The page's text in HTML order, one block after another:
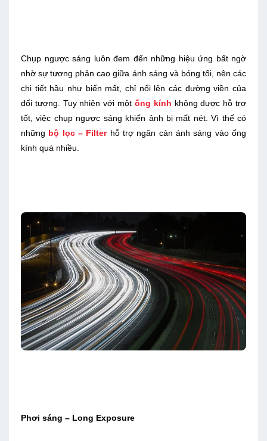
Chụp ngược sáng luôn đem đến những hiệu ứng bất ngờ
nhờ sự tương phản cao giữa ánh sáng và bóng tối, nên các
chi tiết hầu như biến mất, chỉ nổi lên các đường viền của
đối tượng. Tuy nhiên với một ống kính không được hỗ trợ
tốt, việc chụp ngược sáng khiến ảnh bị mất nét. Vì thế có
những bộ lọc – Filterhỗ trợ ngăn cản ánh sáng vào ống
kính quá nhiều.
Phơi sáng – Long Exposure